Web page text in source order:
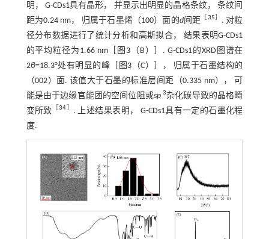
明， G-CDs1具有晶形， 并显示出明显的晶格条纹， 条纹间
距为0.24 nm， 归属于石墨烯（100）面的d间距 ［35］ . 对粒
径分布数据进行了统计分析和高斯拟合， 结果表明G-CDs1
的平均粒径为1.66 nm［
图3 （B）］. G-CDs1的XRD图谱在
2θ=18.3°处有明显的峰［ 图3 （C）］， 归属于石墨结构的
（002）面. 该值大于石墨的标准层间距（0.335 nm）， 可
能是由于边缘官能团的空间位阻或sp 3杂化碳导致的晶格畸
变所致 ［34］ . 上述结果表明， G-CDs1具有一定的石墨化程
度.